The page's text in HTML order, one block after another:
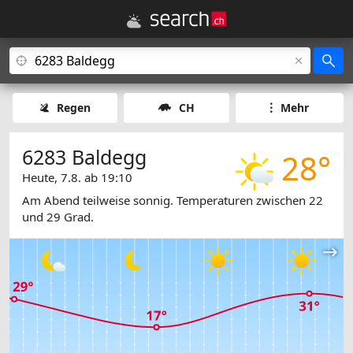
Regen CH Mehr
28°
6283 Baldegg
Heute, 7.8. ab 19:10
Am Abend teilweise sonnig. Temperaturen zwischen 22
und 29 Grad.